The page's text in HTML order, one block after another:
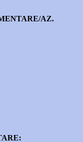
AZ.